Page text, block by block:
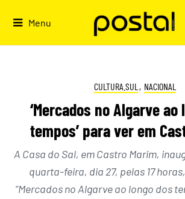
Menu
CULTURA.SUL , NACIONAL
‘Mercados no Algarve ao
tempos’ para ver em
A Casa do Sal, em Castro Marim,
quarta-feira, dia 27, pelas 17
“Mercados no Algarve ao longo dos